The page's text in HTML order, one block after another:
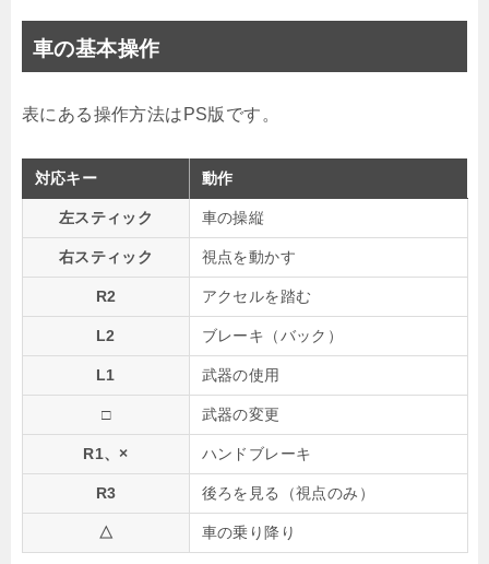
車の基本操作
表にある操作方法はPS版です。
対応キー 動作
左スティック 車の操縦
右スティック 視点を動かす
R2 アクセルを踏む
L2 ブレーキ（バック）
L1 武器の使用
□ 武器の変更
R1、× ハンドブレーキ
R3 後ろを見る（視点のみ）
△ 車の乗り降り